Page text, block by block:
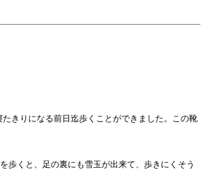
きりになる前日迄歩くことができました。この靴
歩くと、足の裏にも雪玉が出来て、歩きにくそう